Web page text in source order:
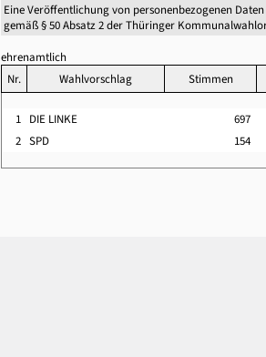
Eine Veröffentlichung von personenbezogenen
gemäß § 50 Absatz 2 der Thüringer
ehrenamtlich
Nr.
Wahlvorschlag Stimmen
1 DIE LINKE
697
2 SPD 154